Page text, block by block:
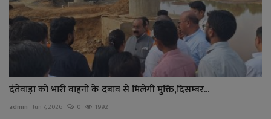
दंतेवाड़ा को भारी वाहनों के दबाव से मिलेगी मुक्ति,दिसम्बर...
admin Jun 7, 2026 0 1992